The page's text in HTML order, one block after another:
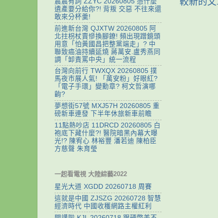
遺產要分給你?! 背叛 交惡 不往來還
敢來分杯羹!
前進新台灣 QJXTW 20260805 阿
北拄枴杖賣慘換腳鐐! 頻出現蹭鏡頭
用意「怕黃國昌把整黨端走」? 中
聯致癌油持續延燒 蔣萬安.盧秀燕同
調「卸責罵中央」統一流程
台灣向前行 TWXQX 20260805 撲
馬夜市展人氣! 「萬安粉」好眼紅?
「電子手環」變勳章? 柯文哲演哪
齣?
夢想街57號 MXJ57H 20260805 重
磅新車連發 下半年休旅新車前瞻
11點熱吵店 11DRCD 20260805 白
袍底下藏什麼?! 醫院暗黑內幕大曝
光!? 陳宥心 林裕豐 潘若迪 陳柏臣
方慈聲 朱育瑩
一起看電視 大陸綜藝2022
星光大道 XGDD 20260718 周賽
這就是中國 ZJSZG 20260728 智慧
經濟時代 中國收穫網路主權紅利